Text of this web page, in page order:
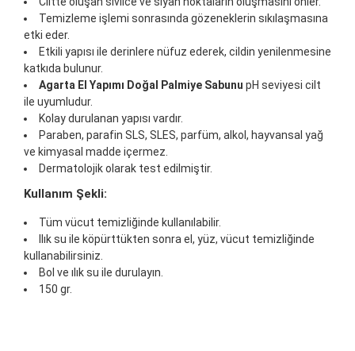
Temizleme işlemi sonrasında gözeneklerin sıkılaşmasına
etki eder.
Etkili yapısı ile derinlere nüfuz ederek, cildin yenilenmesine
katkıda bulunur.
Agarta El Yapımı Doğal Palmiye Sabunu pH seviyesi cilt
ile uyumludur.
Kolay durulanan yapısı vardır.
Paraben, parafin SLS, SLES, parfüm, alkol, hayvansal yağ
ve kimyasal madde içermez.
Dermatolojik olarak test edilmiştir.
Kullanım Şekli:
Tüm vücut temizliğinde kullanılabilir.
Ilık su ile köpürttükten sonra el, yüz, vücut temizliğinde
kullanabilirsiniz.
Bol ve ılık su ile durulayın.
150 gr.